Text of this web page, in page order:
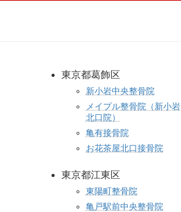
東京都葛飾区
新小岩中央整骨院
メイプル整骨院（新小岩
北口院）
亀有接骨院
お花茶屋北口接骨院
東京都江東区
東陽町整骨院
亀戸駅前中央整骨院